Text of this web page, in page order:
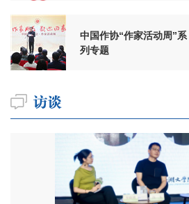
中国作协“作家活动周”系
列专题